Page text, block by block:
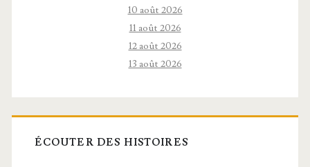
10 août 2026
11 août 2026
12 août 2026
13 août 2026
ÉCOUTER DES HISTOIRES